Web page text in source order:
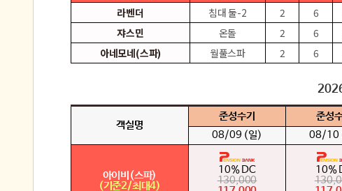
라벤더
침대 둘-2 2 6
쟈스민
온돌 2 6
아네모네(스파)
월풀스파 2 6